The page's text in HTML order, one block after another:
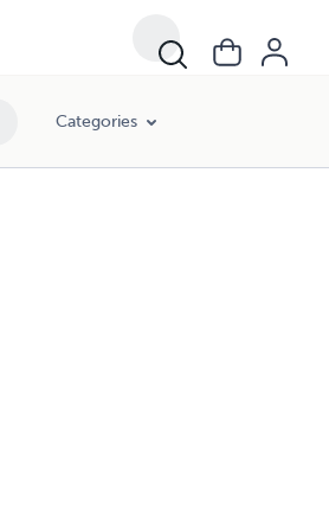
Categories